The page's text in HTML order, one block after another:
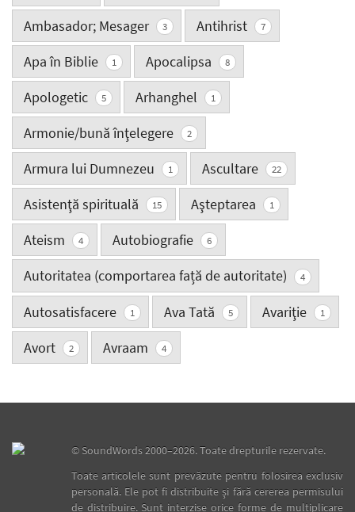
Ambasador; Mesager 3 Antihrist 7
Apa în Biblie 1 Apocalipsa 8
Apologetic 5 Arhanghel 1
Armonie/bună înţelegere 2
Armura lui Dumnezeu 1 Ascultare 22
Asistenţă spirituală 15 Aşteptarea 1
Ateism 4 Autobiografie 6
Autoritatea (comportarea față de autoritate) 4
Autosatisfacere 1 Ava Tată 5 Avariţie 1
Avort 2 Avraam 4
©SoundWords2000–2026. Toate drepturile rezervate.
Toate articolele sunt prevăzute pentru folosirea exclusiv
personală. Ele pot fi distribuite şi fără cererea permisului
de distribuire. Sunt interzise orice forme de multiplicare